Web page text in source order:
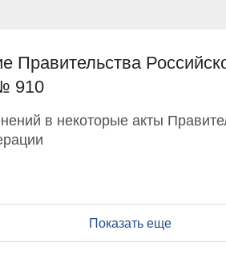
Правительства
910
в некоторые акты
Показать еще